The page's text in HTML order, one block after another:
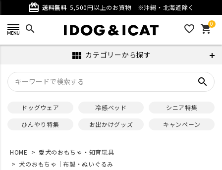
card_giftcard 送料無料 5,500円以上のお買物 ※沖縄・北海道除く
search favorite_outline 0
shopping_cart
view_module カテゴリーから探す
search
ドッグウェア 冷感ベッド
シニア特集
ひんやり特集
お出かけグッズ キャンペーン
HOME
愛犬のおもちゃ・知育玩具
犬のおもちゃ｜布製・ぬいぐるみ